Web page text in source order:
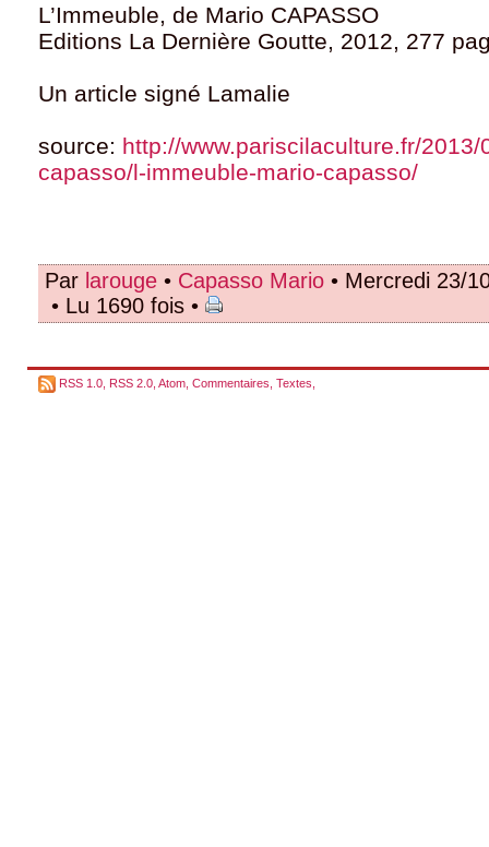
L’Immeuble, de Mario CAPASSO
Editions La Dernière Goutte, 2012, 277
Un article signé Lamalie
source: http://www.pariscilaculture.fr/
capasso/l-immeuble-mario-capasso/
Par larouge • Capasso Mario • Mercredi 23/
• Lu 1690 fois •
RSS 1.0 RSS 2.0 Atom Commentaires Textes